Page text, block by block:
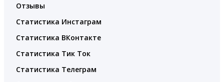
Отзывы
Статистика Инстаграм
Статистика ВКонтакте
Статистика Тик Ток
Статистика Телеграм